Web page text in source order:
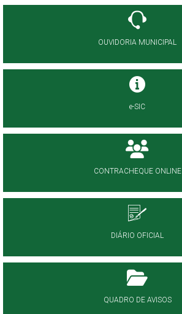
OUVIDORIA MUNICIPAL
e-SIC
CONTRACHEQUE ONLINE
DIÁRIO OFICIAL
QUADRO DE AVISOS